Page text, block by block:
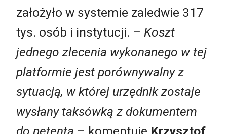
założyło w systemie zaledwie 317
tys. osób i instytucji. – Koszt
jednego zlecenia wykonanego w tej
platformie jest porównywalny z
sytuacją, w której urzędnik zostaje
wysłany taksówką z dokumentem